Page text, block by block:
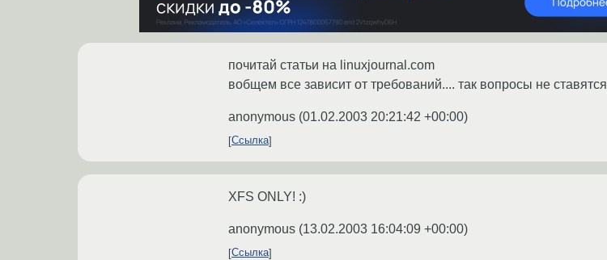
почитай статьи на linuxjournal.com
вобщем все зависит от требований.... так вопросы не ставятся
anonymous (01.02.2003 20:21:42 +00:00)
Ссылка
XFS ONLY! :)
anonymous (13.02.2003 16:04:09 +00:00)
Ссылка